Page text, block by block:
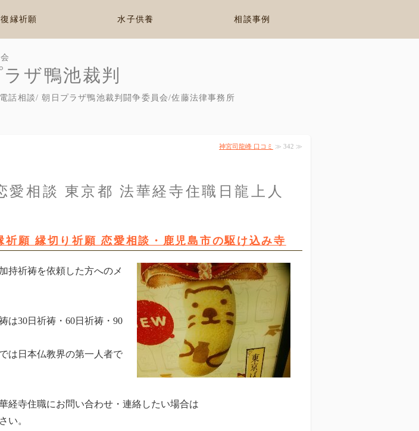
ザ鴨池裁判
話相談/ 朝日プラザ鴨池裁判闘争委員会/佐藤法律事務所
復縁祈願 水子供養 相談事例
神宮司龍峰 口コミ ≫ 342 ≫
愛相談 東京都 法華経寺住職日龍上人
祈願 縁切り祈願 恋愛相談・鹿児島市の駆け込み寺
持祈祷を依頼した方へのメ
は30日祈祷・60日祈祷・90
は日本仏教界の第一人者で
経寺住職にお問い合わせ・連絡したい場合は
い。